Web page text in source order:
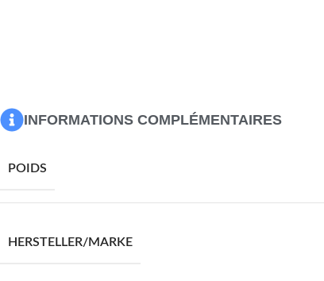
INFORMATIONS COMPLÉMENTAIRES
POIDS
HERSTELLER/MARKE